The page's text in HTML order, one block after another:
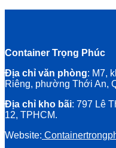
Container Trọng Phúc
Địa chỉ văn phòng: M7,
Riêng, phường Thới An,
Địa chỉ kho bãi: 797 Lê
12, TPHCM.
Website: